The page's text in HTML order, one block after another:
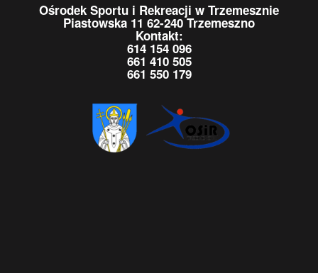
Ośrodek Sportu i Rekreacji w Trzemesznie
Piastowska 11 62-240 Trzemeszno
Kontakt:
614 154 096
661 410 505
661 550 179